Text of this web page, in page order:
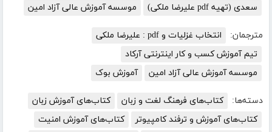
سعدی (تهیه pdf علیرضا ملکی)
موسسه آموزش عالی آزاد امین
مترجمان:
انتخاب غزلیات و pdf : علیرضا ملکی
تیم آموزش کسب و کار اینترنتی آرکاد
موسسه آموزش عالی آزاد امین
آموزش بوک
دسته‌ها: کتاب‌های فرهنگ لغت و زبان
کتاب‌های آموزش زبان
کتاب‌های آموزش و ترفند کامپیوتر
کتاب‌های آموزش امنیت